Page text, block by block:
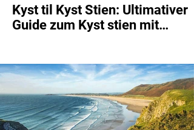
Kyst til Kyst Stien: Ultimativer
Guide zum Kyst stien mit